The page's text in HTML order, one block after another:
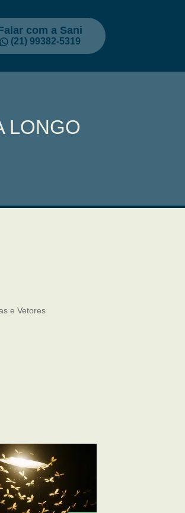
com a Sani
(21) 99382-5319
LONGO
e Vetores